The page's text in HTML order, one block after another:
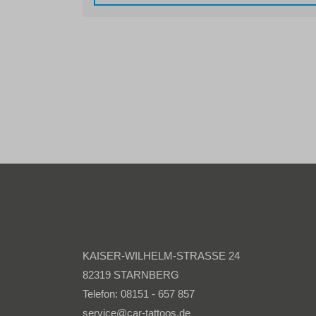
KAISER-WILHELM-STRASSE 24
82319 STARNBERG
Telefon: 08151 - 657 857
service@car-tattoos.de